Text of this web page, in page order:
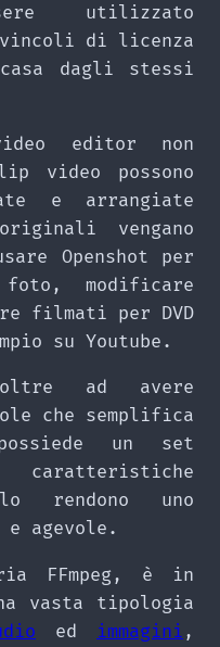
utilizzato
vincoli di licenza
dagli stessi
editor non
video possono
e arrangiate
vengano
Openshot per
modificare
filmati per DVD
su Youtube.
oltre ad avere
che semplifica
un set
rendono uno
e agevole.
FFmpeg, è in
vasta tipologia
ed immagini ,